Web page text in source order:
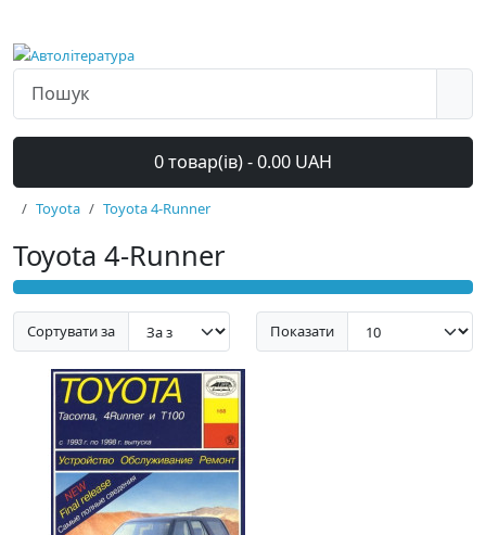
0 товар(ів) - 0.00 UAH
Toyota Toyota 4-Runner
Toyota 4-Runner
Сортувати за Показати